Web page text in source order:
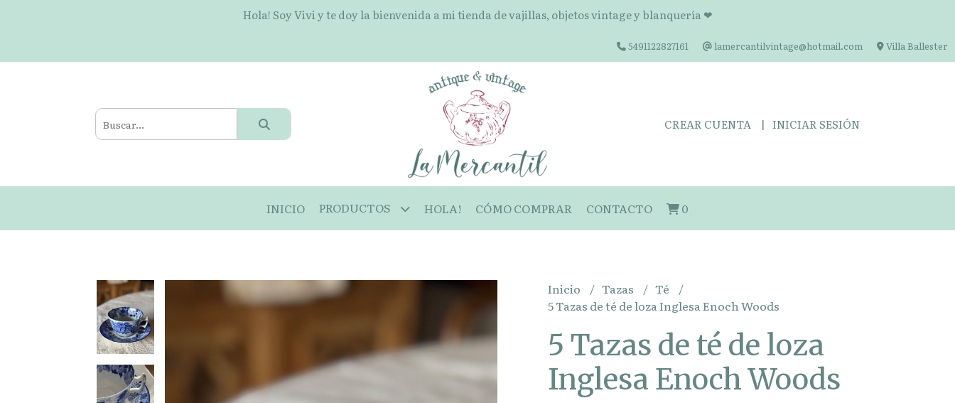
Hola! Soy Vivi y te doy la bienvenida a mi tienda de vajillas, objetos vintage y blanquería ❤
5491122827161 lamercantilvintage@hotmail.com Villa Ballester
CREAR CUENTA INICIAR SESIÓN
INICIO PRODUCTOS HOLA! CÓMO COMPRAR CONTACTO 0
Inicio Tazas
Té
5 Tazas de té de loza Inglesa Enoch Woods
5 Tazas de té de loza
Inglesa Enoch Woods